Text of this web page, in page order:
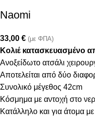
Naomi
33,00 € (με ΦΠΑ)
Κολιέ κατασκευασμένο
Ανοξείδωτο ατσάλι
Αποτελείται από δύο
Συνολικό μέγεθος 42cm
Κόσμημα με αντοχή στο
Κατάλληλο και για άτομα με